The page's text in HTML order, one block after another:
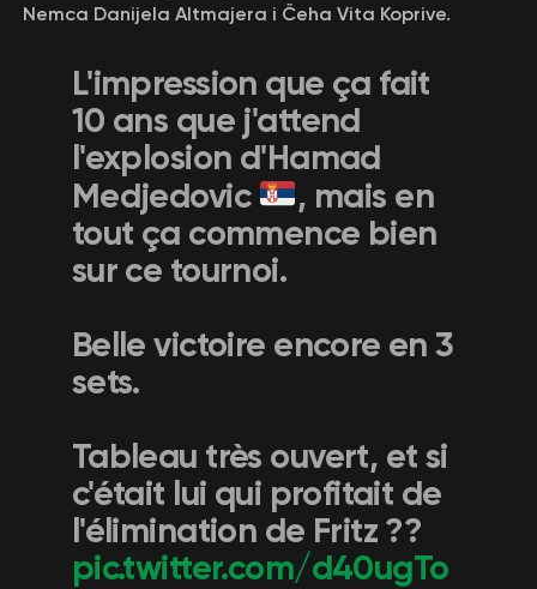
Nemca Danijela Altmajera i Čeha Vita Koprive.
L'impression que ça fait
10 ans que j'attend
l'explosion d'Hamad
Medjedovic
, mais en
tout ça commence bien
sur ce tournoi.
Belle victoire encore en 3
sets.
Tableau très ouvert, et si
c'était lui qui profitait de
l'élimination de Fritz ??
pic.twitter.com/d40ugTo